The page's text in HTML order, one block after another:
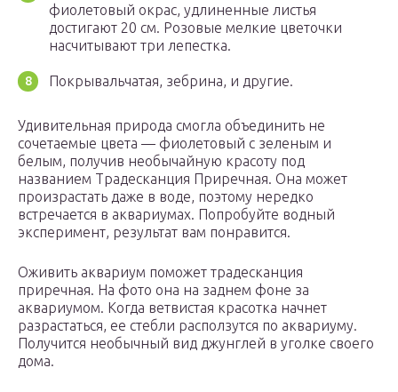
фиолетовый окрас, удлиненные листья
достигают 20 см. Розовые мелкие цветочки
насчитывают три лепестка.
Покрывальчатая, зебрина, и другие.
Удивительная природа смогла объединить не
сочетаемые цвета — фиолетовый с зеленым и
белым, получив необычайную красоту под
названием Традесканция Приречная. Она может
произрастать даже в воде, поэтому нередко
встречается в аквариумах. Попробуйте водный
эксперимент, результат вам понравится.
Оживить аквариум поможет традесканция
приречная. На фото она на заднем фоне за
аквариумом. Когда ветвистая красотка начнет
разрастаться, ее стебли расползутся по аквариуму.
Получится необычный вид джунглей в уголке своего
дома.